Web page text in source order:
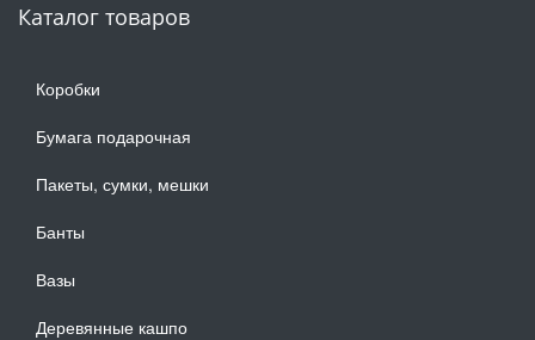
Каталог товаров
Коробки
Бумага подарочная
Пакеты, сумки, мешки
Банты
Вазы
Деревянные кашпо